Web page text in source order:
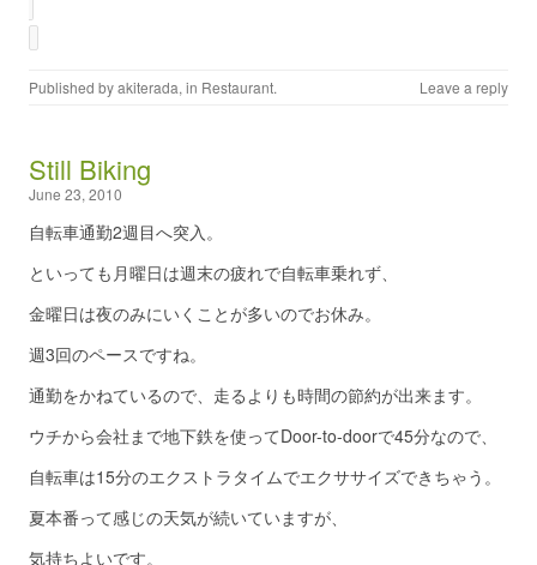
Published byakiterada, in Restaurant. Leave a reply
Still Biking
June 23, 2010
自転車通勤2週目へ突入。
といっても月曜日は週末の疲れで自転車乗れず、
金曜日は夜のみにいくことが多いのでお休み。
週3回のペースですね。
通勤をかねているので、走るよりも時間の節約が出来ます。
ウチから会社まで地下鉄を使ってDoor-to-doorで45分なので、
自転車は15分のエクストラタイムでエクササイズできちゃう。
夏本番って感じの天気が続いていますが、
気持ちよいです。